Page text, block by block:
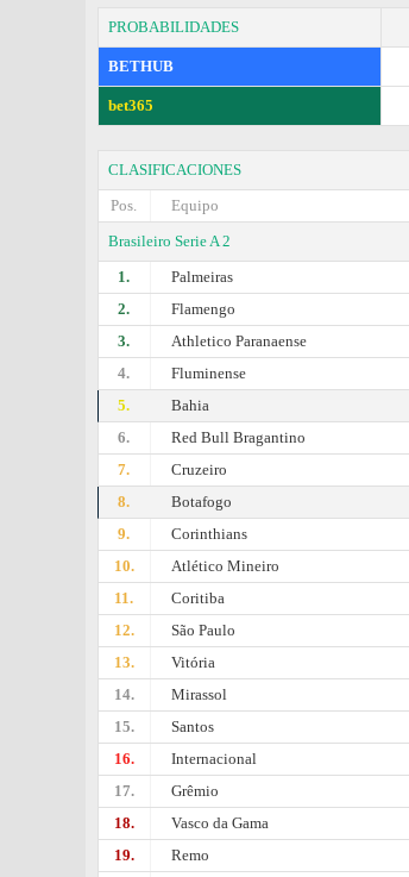
PROBABILIDADES
BETHUB
bet365
CLASIFICACIONES
Pos.
Equipo
Brasileiro Serie A 2
1.
Palmeiras
2.
Flamengo
3.
Athletico Paranaense
4.
Fluminense
5.
Bahia
6.
Red Bull Bragantino
7.
Cruzeiro
8.
Botafogo
9.
Corinthians
10.
Atlético Mineiro
11.
Coritiba
12.
São Paulo
13.
Vitória
14.
Mirassol
15.
Santos
16.
Internacional
17.
Grêmio
18.
Vasco da Gama
19.
Remo